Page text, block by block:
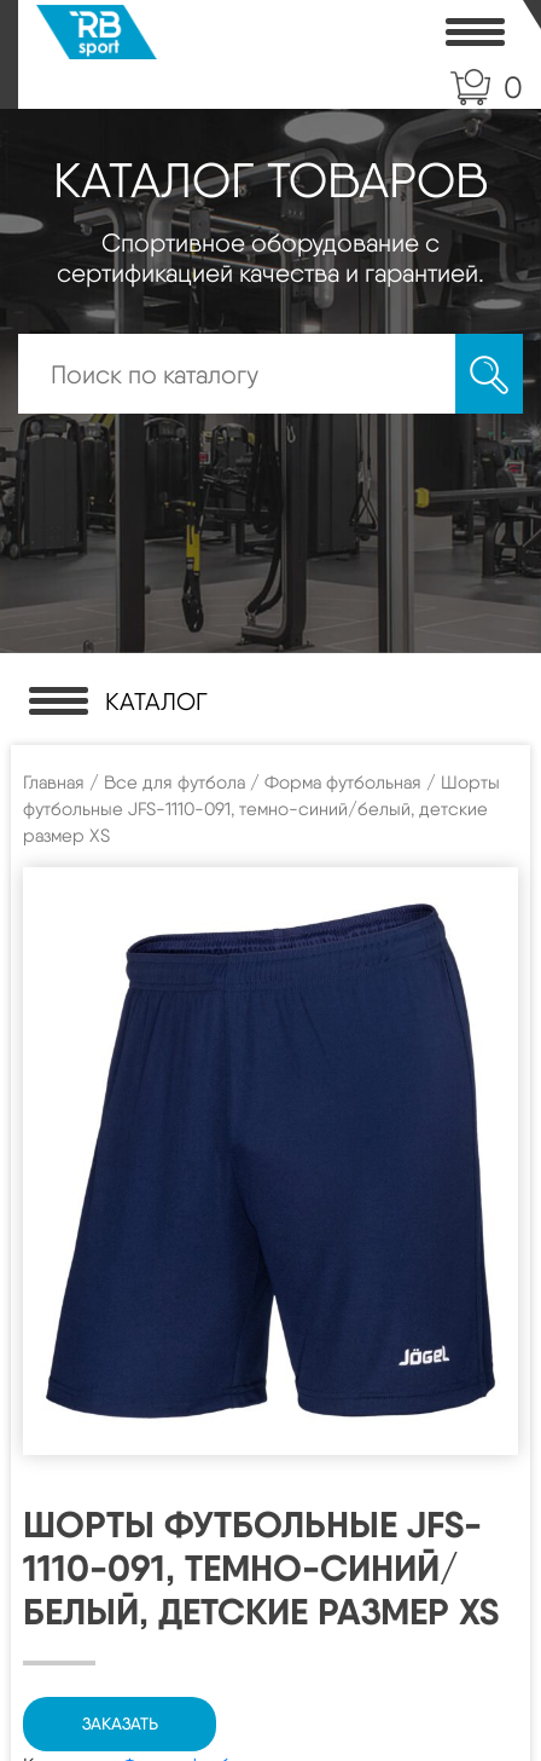
0
КАТАЛОГ ТОВАРОВ
Спортивное оборудование с
сертификацией качества и гарантией.
КАТАЛОГ
Главная / Все для футбола / Форма футбольная / Шорты
футбольные JFS-1110-091, темно-синий/белый, детские
размер XS
ШОРТЫ ФУТБОЛЬНЫЕ JFS-
1110-091, ТЕМНО-СИНИЙ/
БЕЛЫЙ, ДЕТСКИЕ РАЗМЕР XS
ЗАКАЗАТЬ